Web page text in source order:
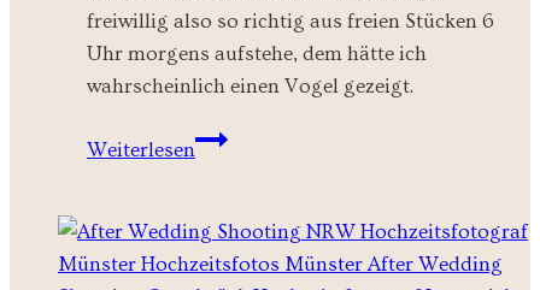
freiwillig also so richtig aus freien Stücken 6
Uhr morgens aufstehe, dem hätte ich
wahrscheinlich einen Vogel gezeigt.
Weiterlesen
Verlobungsshooting
Loft
Teil